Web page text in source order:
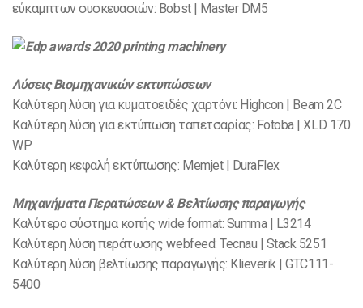
εύκαμπτων συσκευασιών: Bobst | Master DM5
Λύσεις Βιομηχανικών εκτυπώσεων
Καλύτερη λύση για κυματοειδές χαρτόνι: Highcon | Beam 2C
Καλύτερη λύση για εκτύπωση ταπετσαρίας: Fotoba | XLD 170
WP
Καλύτερη κεφαλή εκτύπωσης: Memjet | DuraFlex
Μηχανήματα Περατώσεων & Βελτίωσης παραγωγής
Καλύτερο σύστημα κοπής wide format: Summa | L3214
Καλύτερη λύση περάτωσης webfeed: Tecnau | Stack 5251
Καλύτερη λύση βελτίωσης παραγωγής: Klieverik | GTC111-
5400